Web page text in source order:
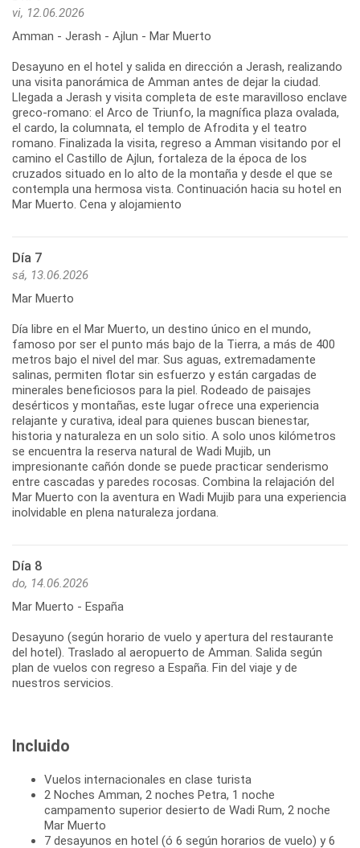
vi, 12.06.2026
Amman - Jerash - Ajlun - Mar Muerto
Desayuno en el hotel y salida en dirección a Jerash, realizando
una visita panorámica de Amman antes de dejar la ciudad.
Llegada a Jerash y visita completa de este maravilloso enclave
greco-romano: el Arco de Triunfo, la magnífica plaza ovalada,
el cardo, la columnata, el templo de Afrodita y el teatro
romano. Finalizada la visita, regreso a Amman visitando por el
camino el Castillo de Ajlun, fortaleza de la época de los
cruzados situado en lo alto de la montaña y desde el que se
contempla una hermosa vista. Continuación hacia su hotel en
Mar Muerto. Cena y alojamiento
Día 7
sá, 13.06.2026
Mar Muerto
Día libre en el Mar Muerto, un destino único en el mundo,
famoso por ser el punto más bajo de la Tierra, a más de 400
metros bajo el nivel del mar. Sus aguas, extremadamente
salinas, permiten flotar sin esfuerzo y están cargadas de
minerales beneficiosos para la piel. Rodeado de paisajes
desérticos y montañas, este lugar ofrece una experiencia
relajante y curativa, ideal para quienes buscan bienestar,
historia y naturaleza en un solo sitio. A solo unos kilómetros
se encuentra la reserva natural de Wadi Mujib, un
impresionante cañón donde se puede practicar senderismo
entre cascadas y paredes rocosas. Combina la relajación del
Mar Muerto con la aventura en Wadi Mujib para una experiencia
inolvidable en plena naturaleza jordana.
Día 8
do, 14.06.2026
Mar Muerto - España
Desayuno (según horario de vuelo y apertura del restaurante
del hotel). Traslado al aeropuerto de Amman. Salida según
plan de vuelos con regreso a España. Fin del viaje y de
nuestros servicios.
Incluido
Vuelos internacionales en clase turista
2 Noches Amman, 2 noches Petra, 1 noche
campamento superior desierto de Wadi Rum, 2 noche
Mar Muerto
7 desayunos en hotel (ó 6 según horarios de vuelo) y 6